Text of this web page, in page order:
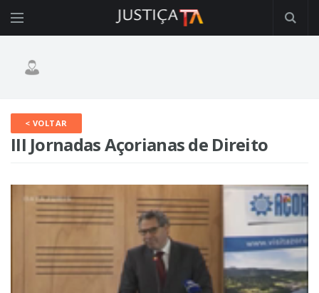
< VOLTAR
III Jornadas Açorianas de Direito